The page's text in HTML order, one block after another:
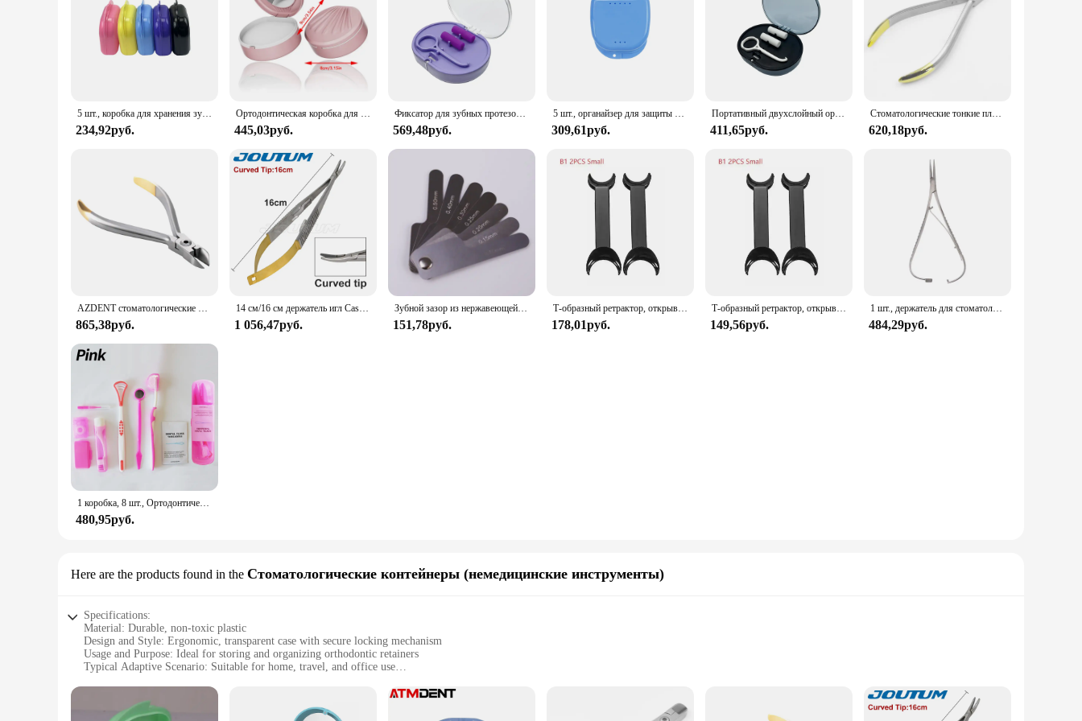
5 шт., коробка для хранения зубных протезов, коробка для хранения вставных зубов, ортодонтический фиксатор, контейнер для рта, пластиковый органайзер для гигиены полости рта
234,92руб.
Ортодонтическая коробка для хранения с зеркалом для искусственных зубов
445,03руб.
Фиксатор для зубных протезов, ортодонтический фальшивый контейнер для защиты рта, скобы, выравниватель, органайзер для 2-х слойных лотков, товары для детской одежды
569,48руб.
5 шт., органайзер для защиты полости рта
309,61руб.
Портативный двухслойный ортодонтический контейнер для хранения зубных скоб с зеркалом, органайзер для чистки зубных протезов
411,65руб.
Стоматологические тонкие плоскогубцы для резки проволоки, стоматологические щипцы, резак для проволоки из нержавеющей стали, Ортодонтические инструменты
620,18руб.
AZDENT стоматологические плоскогубцы для резки тонкой проволоки, стоматологические щипцы, резак для нити из нержавеющей стали, ортодонтические инструменты
865,38руб.
14 см/16 см держатель игл Castroviejo стоматологический ортодонтический имплантат стоматологических игл держатели стоматологического оборудования
1 056,47руб.
Зубной зазор из нержавеющей стали, Сабельная система IPR, Ортодонтические процедуры, автоклавируемый инструмент, основные стоматологи, обеспечивающие точность
151,78руб.
Т-образный ретрактор, открывалка для рта, двойная головка, 2 шт., ортодонтический открывалка для зубов, стоматологические инструменты, маленькая, большая лаборатория
178,01руб.
Т-образный ретрактор, открывалка для рта, двойная головка, 2 шт., ортодонтический открывалка для зубов, стоматологические инструменты, маленькая, большая лаборатория
149,56руб.
1 шт., держатель для стоматологических игл
484,29руб.
1 коробка, 8 шт., Ортодонтические зубные щётки
480,95руб.
Here are the products found in the Стоматологические контейнеры (немедицинские инструменты)
Specifications:
Material: Durable, non-toxic plastic
Design and Style: Ergonomic, transparent case with secure locking mechanism
Usage and Purpose: Ideal for storing and organizing orthodontic retainers
Typical Adaptive Scenario: Suitable for home, travel, and office use
Performance and Property: Resistant to odors and easy to clean
Features: